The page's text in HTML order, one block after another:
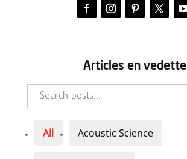
Articles en vedette
All Acoustic Science